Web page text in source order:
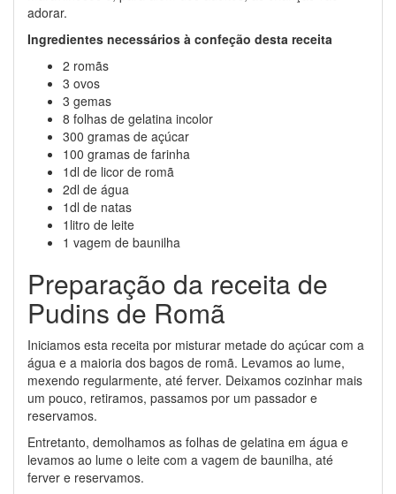
adorar.
Ingredientes necessários à confeção desta receita
2 romãs
3 ovos
3 gemas
8 folhas de gelatina incolor
300 gramas de açúcar
100 gramas de farinha
1dl de licor de romã
2dl de água
1dl de natas
1litro de leite
1 vagem de baunilha
Preparação da receita de
Pudins de Romã
Iniciamos esta receita por misturar metade do açúcar com a
água e a maioria dos bagos de romã. Levamos ao lume,
mexendo regularmente, até ferver. Deixamos cozinhar mais
um pouco, retiramos, passamos por um passador e
reservamos.
Entretanto, demolhamos as folhas de gelatina em água e
levamos ao lume o leite com a vagem de baunilha, até
ferver e reservamos.